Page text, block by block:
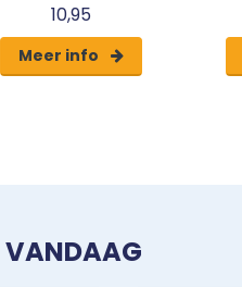
10,95
Meer info
VANDAAG